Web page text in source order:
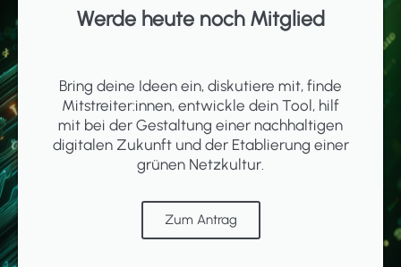
Werde heute noch Mitglied
Bring deine Ideen ein, diskutiere mit, finde
Mitstreiter:innen, entwickle dein Tool, hilf
mit bei der Gestaltung einer nachhaltigen
digitalen Zukunft und der Etablierung einer
grünen Netzkultur.
Zum Antrag